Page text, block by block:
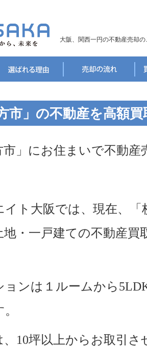
大阪、関西一円の不動産売却
市」の不動産を高額
市」にお住まいで不動
イト大阪では、現在、
地・一戸建ての不動産
ョンは１ルームから
、10坪以上からお取引